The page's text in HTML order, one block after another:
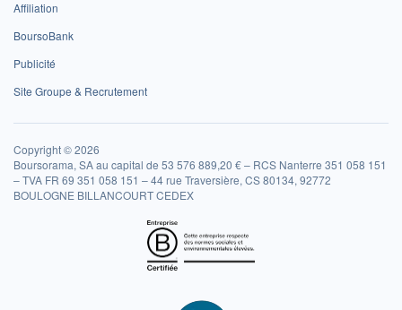
Affiliation
BoursoBank
Publicité
Site Groupe & Recrutement
Copyright © 2026
Boursorama, SA au capital de 53 576 889,20 € – RCS Nanterre 351 058 151
– TVA FR 69 351 058 151 – 44 rue Traversière, CS 80134, 92772
BOULOGNE BILLANCOURT CEDEX